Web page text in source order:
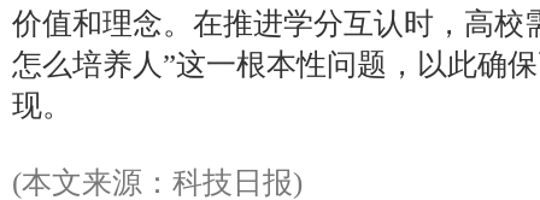
价值和理念。在推进学分互认时，高校
怎么培养人”这一根本性问题，以此确
现。
(本文来源：科技日报)